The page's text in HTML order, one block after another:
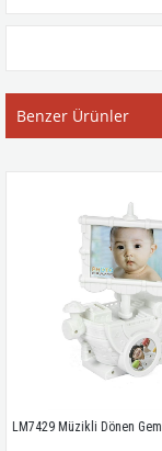
Benzer Ürünler
Müzikli Dönen Gemi Çerçeve